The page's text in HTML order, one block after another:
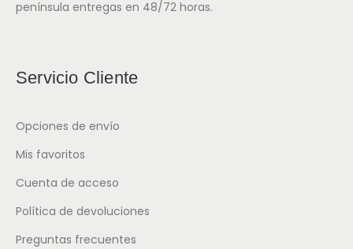
península entregas en 48/72 horas.
Servicio Cliente
Opciones de envío
Mis favoritos
Cuenta de acceso
Política de devoluciones
Preguntas frecuentes